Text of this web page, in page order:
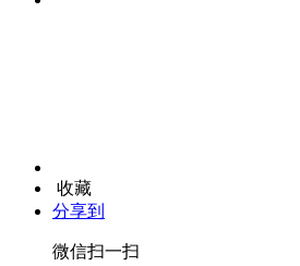
收藏
分享到
微信扫一扫